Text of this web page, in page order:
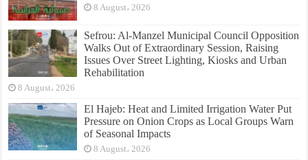
8 August، 2026
Sefrou: Al-Manzel Municipal Council Opposition
Walks Out of Extraordinary Session, Raising
Issues Over Street Lighting, Kiosks and Urban
Rehabilitation
8 August، 2026
El Hajeb: Heat and Limited Irrigation Water Put
Pressure on Onion Crops as Local Groups Warn
of Seasonal Impacts
8 August، 2026